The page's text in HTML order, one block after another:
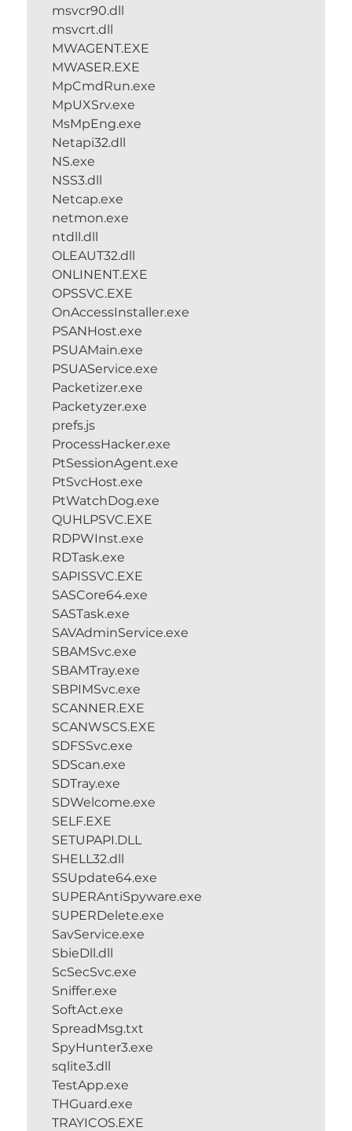
msvcr90.dll
msvcrt.dll
MWAGENT.EXE
MWASER.EXE
MpCmdRun.exe
MpUXSrv.exe
MsMpEng.exe
Netapi32.dll
NS.exe
NSS3.dll
Netcap.exe
netmon.exe
ntdll.dll
OLEAUT32.dll
ONLINENT.EXE
OPSSVC.EXE
OnAccessInstaller.exe
PSANHost.exe
PSUAMain.exe
PSUAService.exe
Packetizer.exe
Packetyzer.exe
prefs.js
ProcessHacker.exe
PtSessionAgent.exe
PtSvcHost.exe
PtWatchDog.exe
QUHLPSVC.EXE
RDPWInst.exe
RDTask.exe
SAPISSVC.EXE
SASCore64.exe
SASTask.exe
SAVAdminService.exe
SBAMSvc.exe
SBAMTray.exe
SBPIMSvc.exe
SCANNER.EXE
SCANWSCS.EXE
SDFSSvc.exe
SDScan.exe
SDTray.exe
SDWelcome.exe
SELF.EXE
SETUPAPI.DLL
SHELL32.dll
SSUpdate64.exe
SUPERAntiSpyware.exe
SUPERDelete.exe
SavService.exe
SbieDll.dll
ScSecSvc.exe
Sniffer.exe
SoftAct.exe
SpreadMsg.txt
SpyHunter3.exe
sqlite3.dll
TestApp.exe
THGuard.exe
TRAYICOS.EXE